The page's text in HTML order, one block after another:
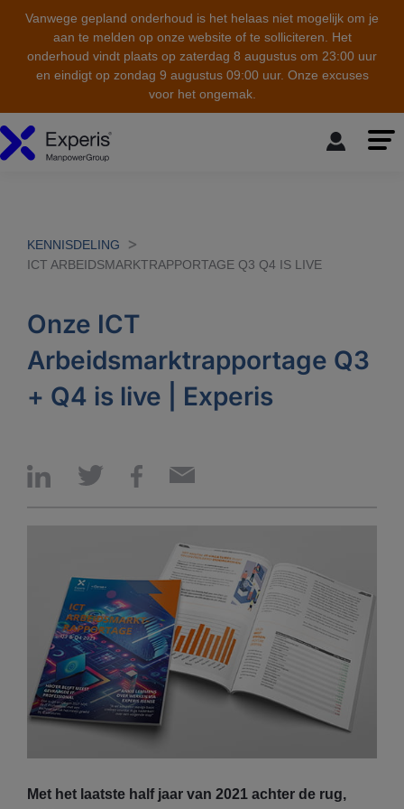
Vanwege gepland onderhoud is het helaas niet mogelijk om je
aan te melden op onze website of te solliciteren. Het
onderhoud vindt plaats op zaterdag 8 augustus om 23:00 uur
en eindigt op zondag 9 augustus 09:00 uur. Onze excuses
voor het ongemak.
skip to the main content
KENNISDELING
ICT ARBEIDSMARKTRAPPORTAGE Q3 Q4 IS LIVE
Onze ICT
Arbeidsmarktrapportage Q3
+ Q4 is live | Experis
Met het laatste half jaar van 2021 achter de rug,